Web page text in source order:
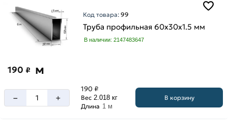
Код товара:99
Труба профильная 60х30х1.5 мм
В наличии: 2147483647
190 ₽ м
– +
190 ₽
Вес 2.018 кг
Длина 1 м
В корзину